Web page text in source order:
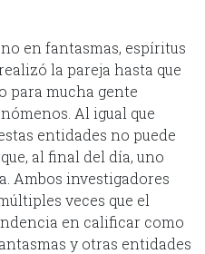
en fantasmas, espíritus
la pareja hasta que
para mucha gente
Al igual que
entidades no puede
al final del día, uno
Ambos investigadores
veces que el
en calificar como
y otras entidades